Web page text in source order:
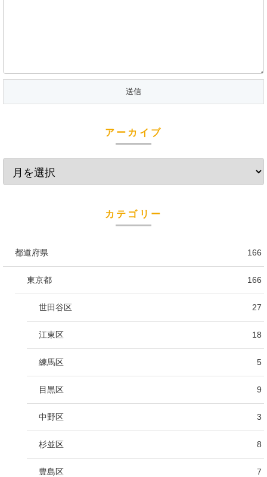
アーカイブ
カテゴリー
都道府県 166
東京都 166
世田谷区 27
江東区 18
練馬区 5
目黒区 9
中野区 3
杉並区 8
豊島区 7